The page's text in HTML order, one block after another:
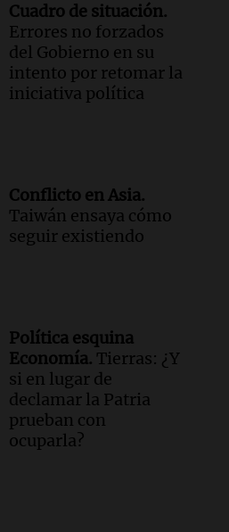
Cuadro de situación.
Errores no forzados
del Gobierno en su
intento por retomar la
iniciativa política
Conflicto en Asia.
Taiwán ensaya cómo
seguir existiendo
Política esquina
Economía. Tierras: ¿Y
si en lugar de
declamar la Patria
prueban con
ocuparla?